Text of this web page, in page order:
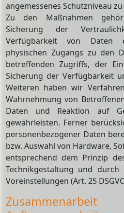
angemessenes Schutzniveau
Zu den Maßnahmen
Sicherung der
Verfügbarkeit von Daten
physischen Zugangs zu den
betreffenden Zugriffs, der
Sicherung der Verfügbarkeit
Weiteren haben wir
Wahrnehmung von
Daten und Reaktion auf
gewährleisten. Ferner
personenbezogener Daten
bzw. Auswahl von Hardware,
entsprechend dem Prinzip
Technikgestaltung und durch
Voreinstellungen (Art. 25